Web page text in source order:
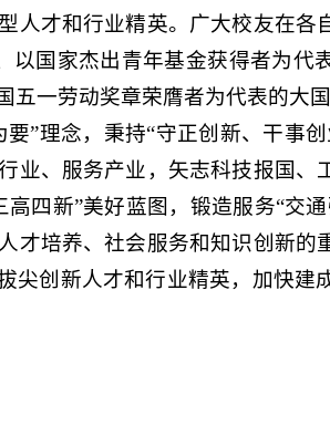
人才和行业精英。广大校友在各
以国家杰出青年基金获得者为代
一劳动奖章荣膺者为代表的大国
”理念，秉持“守正创新、干事创
业、服务产业，矢志科技报国、
四新”美好蓝图，锻造服务“交
才培养、社会服务和知识创新的
尖创新人才和行业精英，加快建